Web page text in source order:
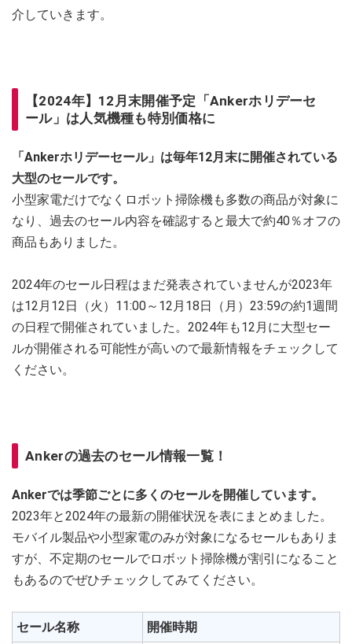
介していきます。
【2024年】12月末開催予定「Ankerホリデーセ
ール」は人気機種も特別価格に
「Ankerホリデーセール」は毎年12月末に開催されている
大型のセールです。
小型家電だけでなくロボット掃除機も多数の商品が対象に
なり、過去のセール内容を確認すると最大で約40％オフの
商品もありました。
2024年のセール日程はまだ発表されていませんが2023年
は12月12日（火）11:00～12月18日（月）23:59の約1週間
の日程で開催されていました。2024年も12月に大型セー
ルが開催される可能性が高いので最新情報をチェックして
ください。
Ankerの過去のセール情報一覧！
Ankerでは季節ごとに多くのセールを開催しています。
2023年と2024年の最新の開催状況を表にまとめました。
モバイル製品や小型家電のみが対象になるセールもありま
すが、不定期のセールでロボット掃除機が割引になること
もあるのでぜひチェックしてみてください。
セール名称 開催時期